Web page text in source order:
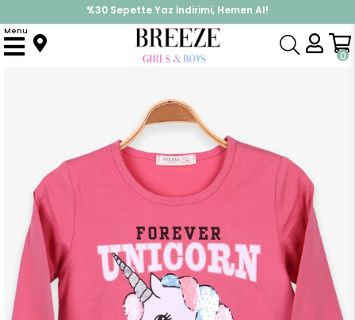
%30 Sepette Yaz İndirimi, Hemen Al!
İndirimlere ek %10 İndirimi Kap, Hemen Üye Ol!
0
Menu
Anasayfa Üst Giyim Uzun Kollu Tişört Kız Çocuk Uzun Kollu Tişört Unicorn Gülkurusu (9 Yaş)